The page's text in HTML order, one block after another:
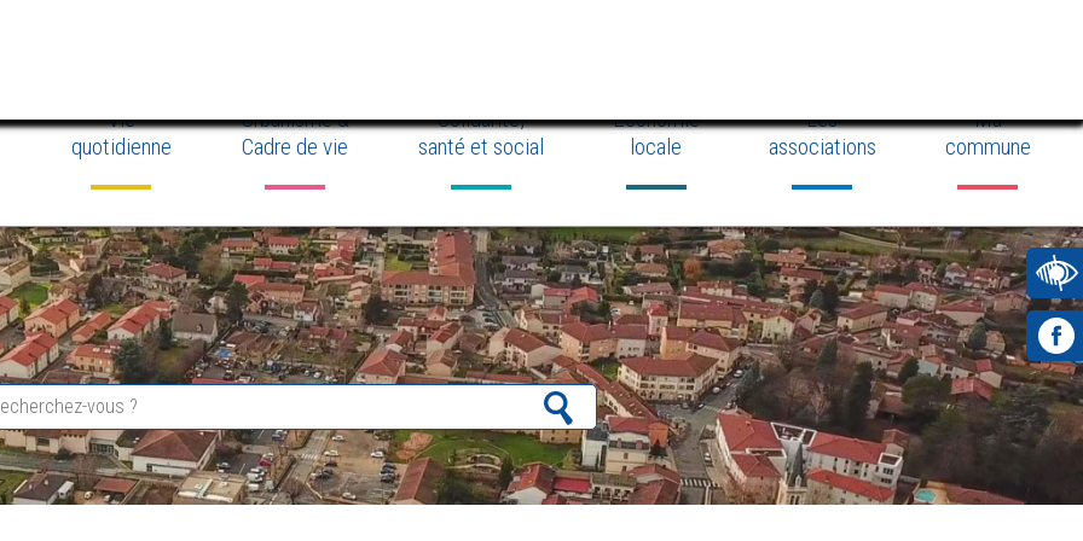
Vie
quotidienne
Urbanisme &
Cadre de vie
Solidarité,
santé et social
Économie
locale
Les
associations
Ma
commune